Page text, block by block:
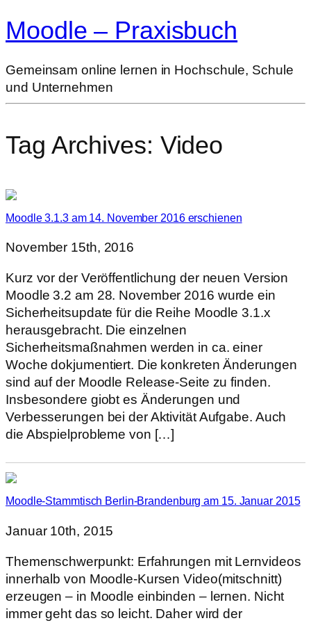
Moodle – Praxisbuch
Gemeinsam online lernen in Hochschule, Schule
und Unternehmen
Tag Archives: Video
Moodle 3.1.3 am 14. November 2016 erschienen
November 15th, 2016
Kurz vor der Veröffentlichung der neuen Version
Moodle 3.2 am 28. November 2016 wurde ein
Sicherheitsupdate für die Reihe Moodle 3.1.x
herausgebracht. Die einzelnen
Sicherheitsmaßnahmen werden in ca. einer
Woche dokjumentiert. Die konkreten Änderungen
sind auf der Moodle Release-Seite zu finden.
Insbesondere giobt es Änderungen und
Verbesserungen bei der Aktivität Aufgabe. Auch
die Abspielprobleme von […]
Moodle-Stammtisch Berlin-Brandenburg am 15. Januar 2015
Januar 10th, 2015
Themenschwerpunkt: Erfahrungen mit Lernvideos
innerhalb von Moodle-Kursen Video(mitschnitt)
erzeugen – in Moodle einbinden – lernen. Nicht
immer geht das so leicht. Daher wird der